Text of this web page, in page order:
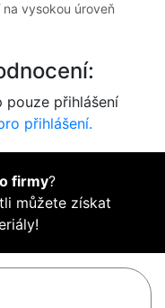
vysokou úroveň
pouze přihlášení
přihlášení.
firmy?
můžete získat